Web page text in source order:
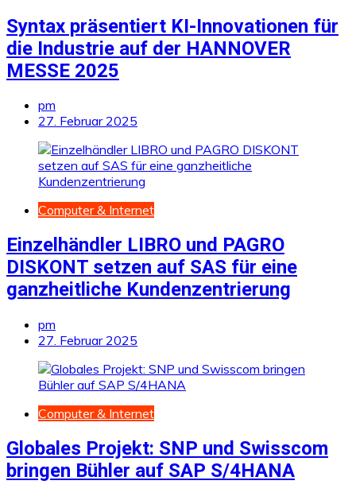
Syntax präsentiert KI-Innovationen für
die Industrie auf der HANNOVER
MESSE 2025
pm
27. Februar 2025
Computer & Internet
Einzelhändler LIBRO und PAGRO
DISKONT setzen auf SAS für eine
ganzheitliche Kundenzentrierung
pm
27. Februar 2025
Computer & Internet
Globales Projekt: SNP und Swisscom
bringen Bühler auf SAP S/4HANA